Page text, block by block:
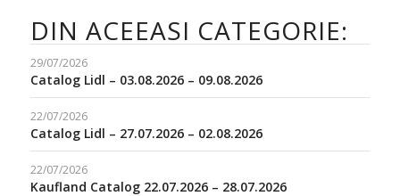
DIN ACEEASI CATEGORIE:
29/07/2026
Catalog Lidl – 03.08.2026 – 09.08.2026
22/07/2026
Catalog Lidl – 27.07.2026 – 02.08.2026
22/07/2026
Kaufland Catalog 22.07.2026 – 28.07.2026